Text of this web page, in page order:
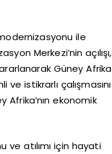
ile
Merkezi’nin açılışı,
Güney Afrika
istikrarlı çalışmasını
ekonomik
ve atılımı için hayati